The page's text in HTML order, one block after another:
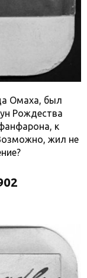
Омаха, был
Рождества
к
жил не